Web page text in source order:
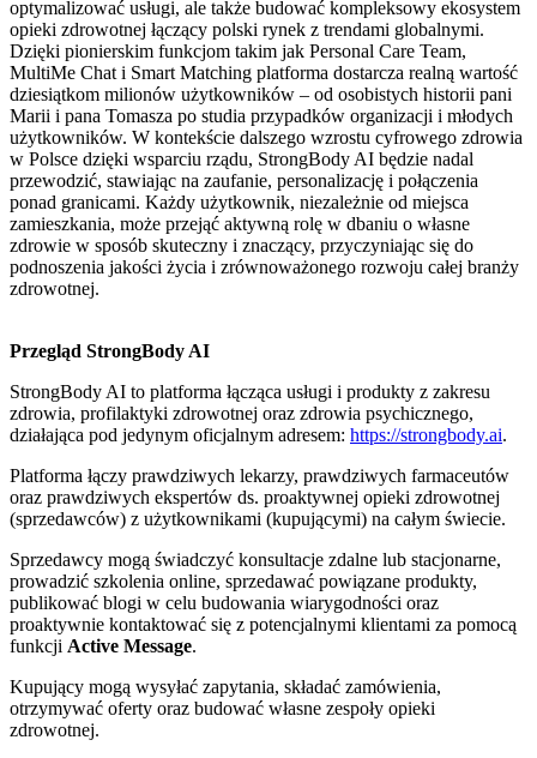
optymalizować usługi, ale także budować kompleksowy ekosystem
opieki zdrowotnej łączący polski rynek z trendami globalnymi.
Dzięki pionierskim funkcjom takim jak Personal Care Team,
MultiMe Chat i Smart Matching platforma dostarcza realną wartość
dziesiątkom milionów użytkowników – od osobistych historii pani
Marii i pana Tomasza po studia przypadków organizacji i młodych
użytkowników. W kontekście dalszego wzrostu cyfrowego zdrowia
w Polsce dzięki wsparciu rządu, StrongBody AI będzie nadal
przewodzić, stawiając na zaufanie, personalizację i połączenia
ponad granicami. Każdy użytkownik, niezależnie od miejsca
zamieszkania, może przejąć aktywną rolę w dbaniu o własne
zdrowie w sposób skuteczny i znaczący, przyczyniając się do
podnoszenia jakości życia i zrównoważonego rozwoju całej branży
zdrowotnej.
Przegląd StrongBody AI
StrongBody AI to platforma łącząca usługi i produkty z zakresu
zdrowia, profilaktyki zdrowotnej oraz zdrowia psychicznego,
działająca pod jedynym oficjalnym adresem: https://strongbody.ai.
Platforma łączy prawdziwych lekarzy, prawdziwych farmaceutów
oraz prawdziwych ekspertów ds. proaktywnej opieki zdrowotnej
(sprzedawców) z użytkownikami (kupującymi) na całym świecie.
Sprzedawcy mogą świadczyć konsultacje zdalne lub stacjonarne,
prowadzić szkolenia online, sprzedawać powiązane produkty,
publikować blogi w celu budowania wiarygodności oraz
proaktywnie kontaktować się z potencjalnymi klientami za pomocą
funkcji Active Message.
Kupujący mogą wysyłać zapytania, składać zamówienia,
otrzymywać oferty oraz budować własne zespoły opieki
zdrowotnej.